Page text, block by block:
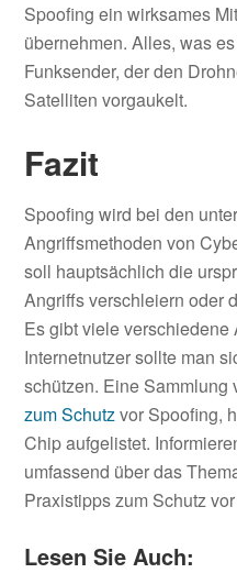
Spoofing ein wirksames
übernehmen. Alles, was
Funksender, der den
Satelliten vorgaukelt.
Fazit
Spoofing wird bei den
Angriffsmethoden von
soll hauptsächlich die
Angriffs verschleiern oder
Es gibt viele
Internetnutzer sollte man
schützen. Eine Sammlung
zum Schutzvor Spoofing,
Chip aufgelistet.
umfassend über das
Praxistipps zum Schutz
Lesen Sie Auch: